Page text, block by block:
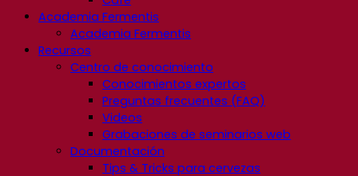
Academia Fermentis
Academia Fermentis
Recursos
Centro de conocimiento
Conocimientos expertos
Preguntas frecuentes (FAQ)
Videos
Grabaciones de seminarios web
Documentación
Tips & Tricks para cervezas